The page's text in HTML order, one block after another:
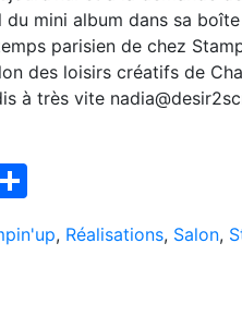
mini album dans sa
parisien de chez
des loisirs créatifs de
à très vite
, Réalisations, Salon,